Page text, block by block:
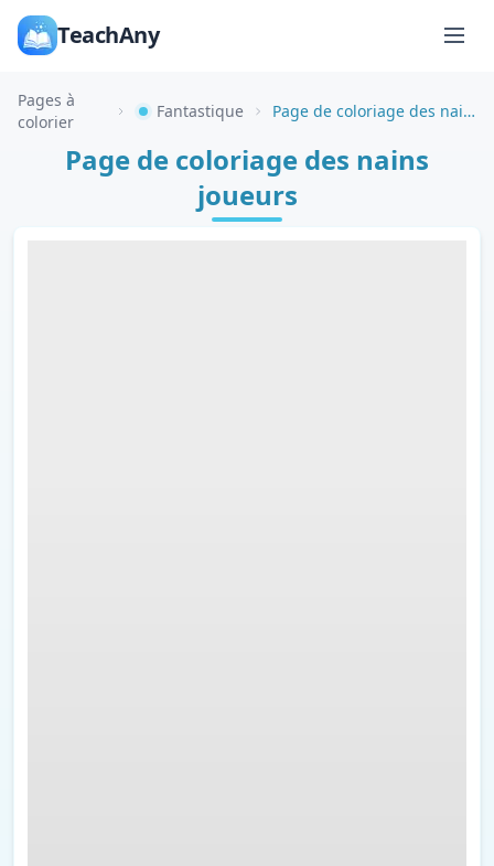
TeachAny
Pages à
colorier
Fantastique Page de coloriage des nains joueurs
Page de coloriage des nains
joueurs